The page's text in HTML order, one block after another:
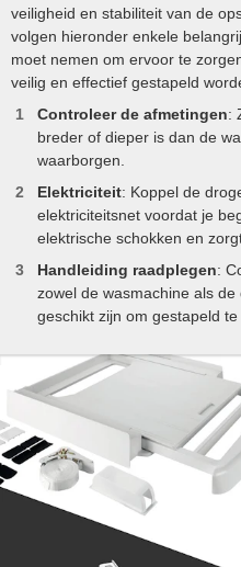
veiligheid en stabiliteit van de
volgen hieronder enkele
moet nemen om ervoor te
veilig en effectief gestapeld
Controleer de afmetingen:
breder of dieper is dan de
waarborgen​.
Elektriciteit: Koppel de
elektriciteitsnet voordat je
elektrische schokken en
Handleiding raadplegen:
zowel de wasmachine als
geschikt zijn om gestapeld te